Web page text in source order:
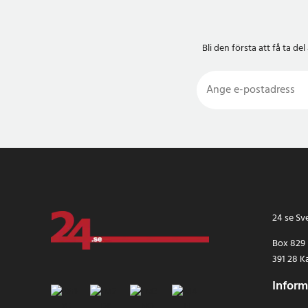
Bli den första att få ta
24 se
Box 829
391 28